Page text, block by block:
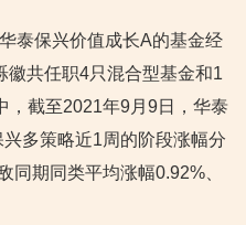
泰保兴价值成长A的基金经
共任职4只混合型基金和1
，截至2021年9月9日，华泰
多策略近1周的阶段涨幅分
同期同类平均涨幅0.92%、